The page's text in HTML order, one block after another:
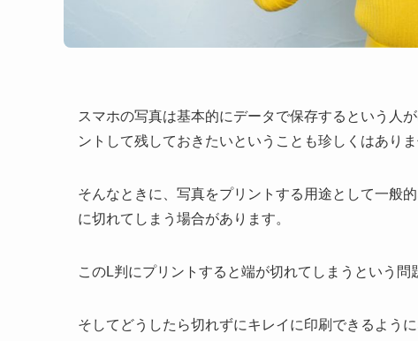
スマホの写真は基本的にデータで保存するという人
ントして残しておきたいということも珍しくはありま
そんなときに、写真をプリントする用途として一般
に切れてしまう場合があります。
このL判にプリントすると端が切れてしまうという問
そしてどうしたら切れずにキレイに印刷できるように